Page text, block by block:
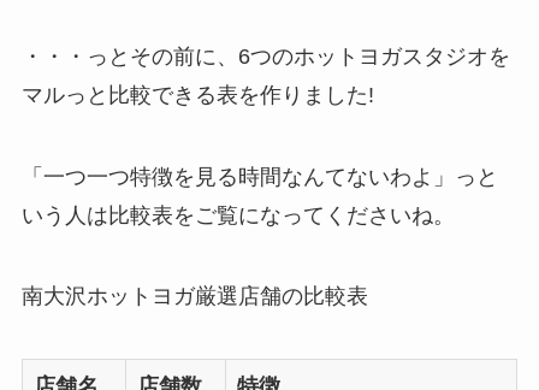
・・・っとその前に、6つのホットヨガスタジオを
マルっと比較できる表を作りました!
「一つ一つ特徴を見る時間なんてないわよ」っと
いう人は比較表をご覧になってくださいね。
南大沢ホットヨガ厳選店舗の比較表